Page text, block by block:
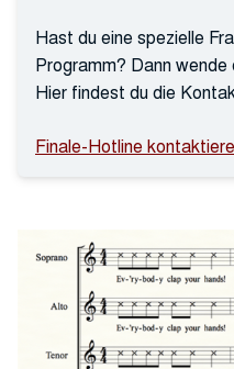
Hast du eine spezielle
Programm? Dann
Hier findest du die
Finale-Hotline